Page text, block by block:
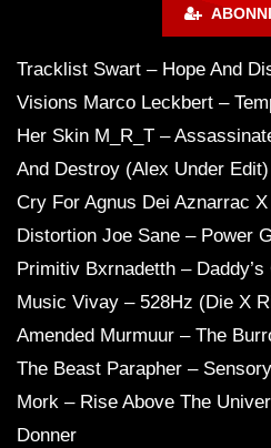
Tracklist Swart – Hope And
Visions Marco Leckbert –
Her Skin M_R_T –
And Destroy (Alex Under
Cry For Agnus Dei Aznarrac
Distortion Joe Sane – Power
Primitiv Bxrnadetth –
Music Vivay – 528Hz (Die X
Amended Murmuur – The
The Beast Parapher –
Mork – Rise Above The
Donner